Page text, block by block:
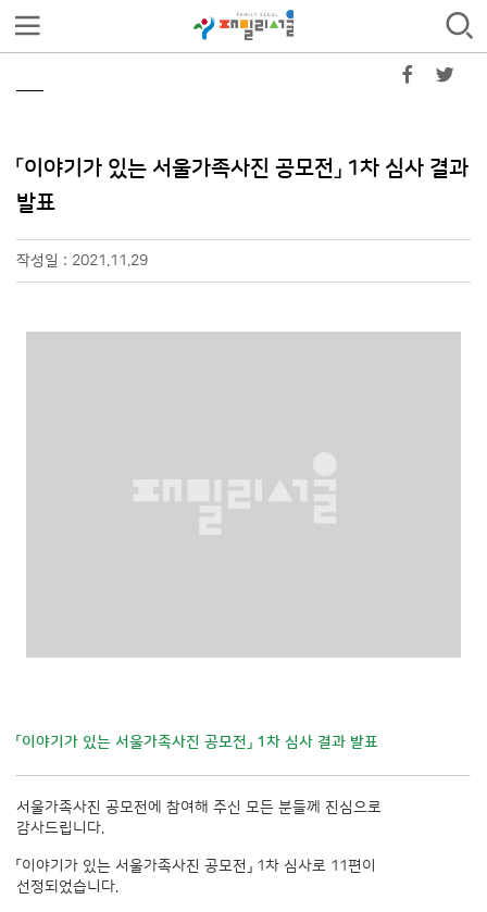
「이야기가 있는 서울가족사진 공모전」 1차 심사 결과
발표
작성일 : 2021.11.29
「이야기가 있는 서울가족사진 공모전」 1차 심사 결과 발표
서울가족사진 공모전에 참여해 주신 모든 분들께 진심으로
감사드립니다.
「이야기가 있는 서울가족사진 공모전」 1차 심사로 11편이
선정되었습니다.